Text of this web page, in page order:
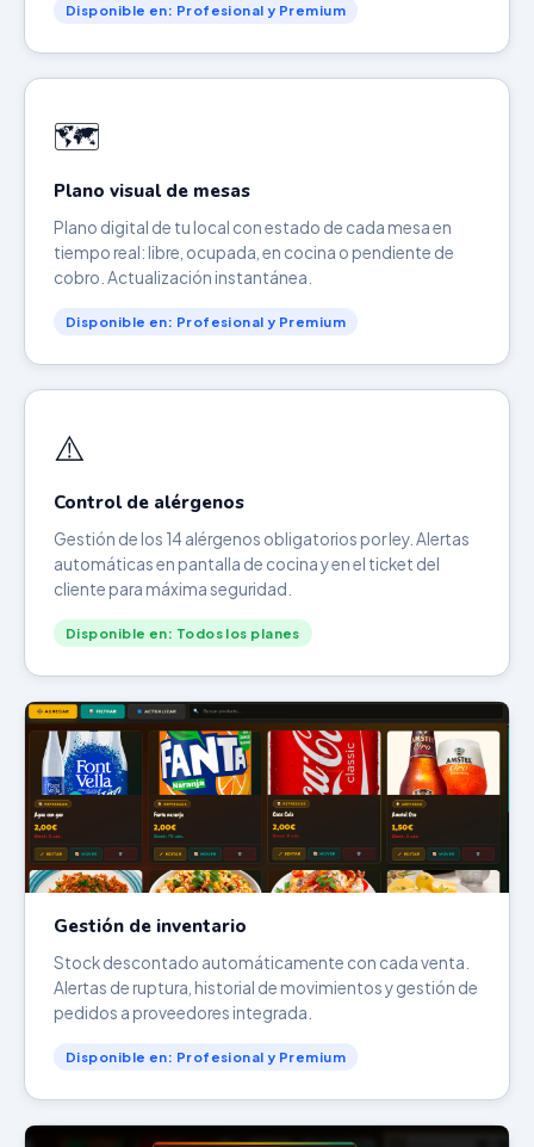
Disponible en: Profesional y Premium
🗺️
Plano visual de mesas
Plano digital de tu local con estado de cada mesa en
tiempo real: libre, ocupada, en cocina o pendiente de
cobro. Actualización instantánea.
Disponible en: Profesional y Premium
⚠️
Control de alérgenos
Gestión de los 14 alérgenos obligatorios por ley. Alertas
automáticas en pantalla de cocina y en el ticket del
cliente para máxima seguridad.
Disponible en: Todos los planes
Gestión de inventario
Stock descontado automáticamente con cada venta.
Alertas de ruptura, historial de movimientos y gestión de
pedidos a proveedores integrada.
Disponible en: Profesional y Premium